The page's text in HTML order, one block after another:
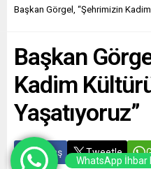
Başkan Görgel, “Şehrimizin
Başkan
Kadim
Yaşatıyoruz”
Paylaş Tweetle
WhatsApp İhbar